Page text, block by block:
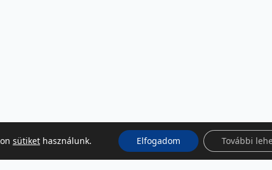
sütikethasználunk. Elfogadom További